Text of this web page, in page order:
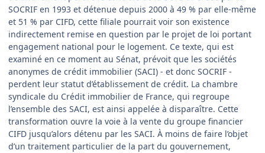
SOCRIF en 1993 et détenue depuis 2000 à 49 % par elle-même
et 51 % par CIFD, cette filiale pourrait voir son existence
indirectement remise en question par le projet de loi portant
engagement national pour le logement. Ce texte, qui est
examiné en ce moment au Sénat, prévoit que les sociétés
anonymes de crédit immobilier (SACI) - et donc SOCRIF -
perdent leur statut d’établissement de crédit. La chambre
syndicale du Crédit immobilier de France, qui regroupe
l’ensemble des SACI, est ainsi appelée à disparaître. Cette
transformation ouvre la voie à la vente du groupe financier
CIFD jusqu’alors détenu par les SACI. À moins de faire l’objet
d’un traitement particulier de la part du gouvernement,